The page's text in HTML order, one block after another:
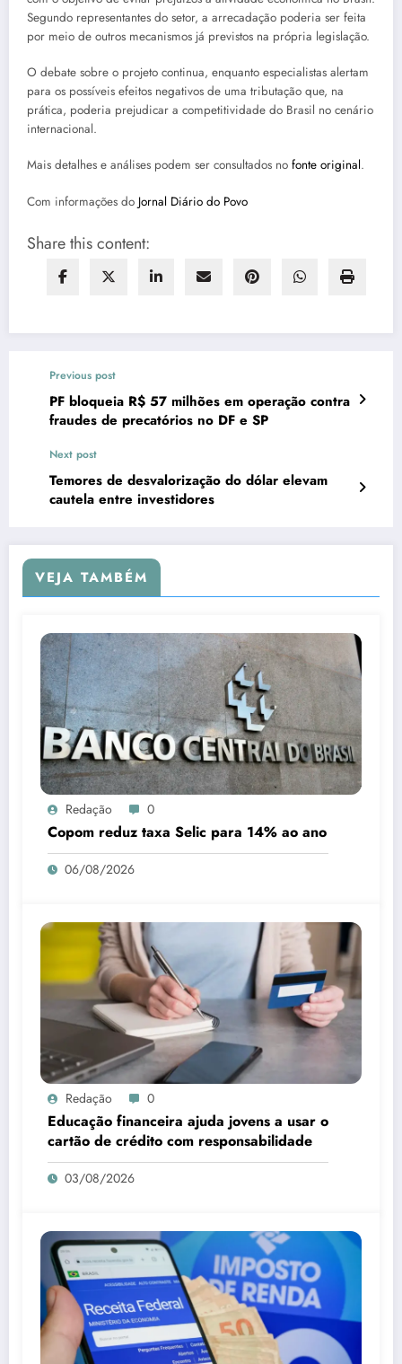
Segundo representantes do setor, a arrecadação poderia ser feita
por meio de outros mecanismos já previstos na própria legislação.
O debate sobre o projeto continua, enquanto especialistas alertam
para os possíveis efeitos negativos de uma tributação que, na
prática, poderia prejudicar a competitividade do Brasil no cenário
internacional.
Mais detalhes e análises podem ser consultados no fonte original.
Com informações do Jornal Diário do Povo
Share this content:
Previous post
PF bloqueia R$ 57 milhões em operação contra
fraudes de precatórios no DF e SP
Next post
Temores de desvalorização do dólar elevam
cautela entre investidores
VEJA TAMBÉM
Redação 0
Copom reduz taxa Selic para 14% ao ano
06/08/2026
Redação 0
Educação financeira ajuda jovens a usar o
cartão de crédito com responsabilidade
03/08/2026